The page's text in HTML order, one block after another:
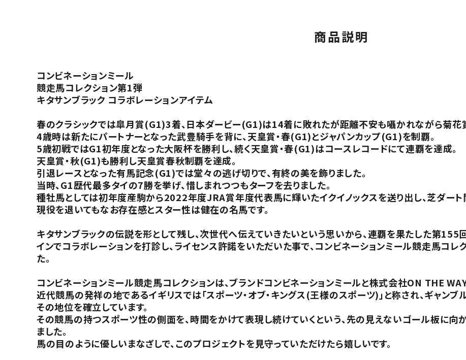
商品説明
コンビネーションミール
競走馬コレクション第1弾
キタサンブラック コラボレーションアイテム
春のクラシックでは皐月賞(G1)3着、日本ダービー(G1)は14着に敗れたが距離不安も囁かれながら菊花
4歳時は新たにパートナーとなった武豊騎手を背に、天皇賞・春(G1)とジャパンカップ(G1)を制覇。
5歳初戦ではG1初年度となった大阪杯を勝利し、続く天皇賞・春(G1)はコースレコードにて連覇を達成。
天皇賞・秋(G1)も勝利し天皇賞春秋制覇を達成。
引退レースとなった有馬記念(G1)では堂々の逃げ切りで、有終の美を飾りました。
当時、G1歴代最多タイの7勝を挙げ、惜しまれつつもターフを去りました。
種牡馬としては初年度産駒から2022年度JRA賞年度代表馬に輝いたイクイノックスを送り出し、芝ダート
現役を退いてもなお存在感とスター性は健在の名馬です。
キタサンブラックの伝説を形として残し、次世代へ伝えていきたいという思いから、連覇を果たした第155
インでコラボレーションを打診し、ライセンス許諾をいただいた事で、コンビネーションミール競走馬コ
た。
コンビネーションミール競走馬コレクションは、ブランドコンビネーションミールと株式会社ON THE
近代競馬の発祥の地であるイギリスでは「スポーツ・オブ・キングス(王様のスポーツ)」と称され、ギャンブ
その地位を確立しています。
その競馬の持つスポーツ性の側面を、時間をかけて表現し続けていくという、先の見えないゴール板に向
ました。
馬の目のように優しいまなざしで、このプロジェクトを見守っていただけたら嬉しいです。